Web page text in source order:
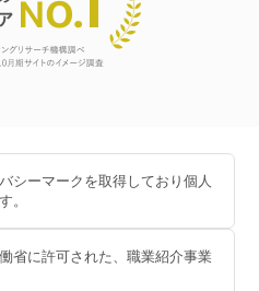
シーマークを取得しており個人
。
省に許可された、職業紹介事業